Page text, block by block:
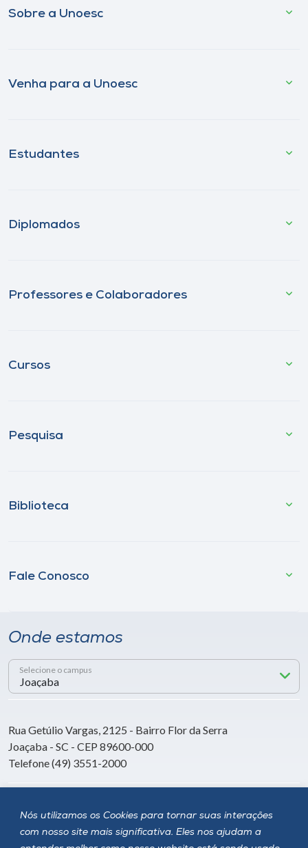
Nós utilizamos os Cookies para tornar suas interações
com nosso site mais significativa. Eles nos ajudam a
Sobre a Unoesc
Venha para a Unoesc
Estudantes
Diplomados
Professores e Colaboradores
Cursos
Pesquisa
Biblioteca
Fale Conosco
Onde estamos
Selecione o campus
Rua Getúlio Vargas, 2125 - Bairro Flor da Serra
Joaçaba - SC - CEP 89600-000
Telefone (49) 3551-2000
Siga a Unoesc